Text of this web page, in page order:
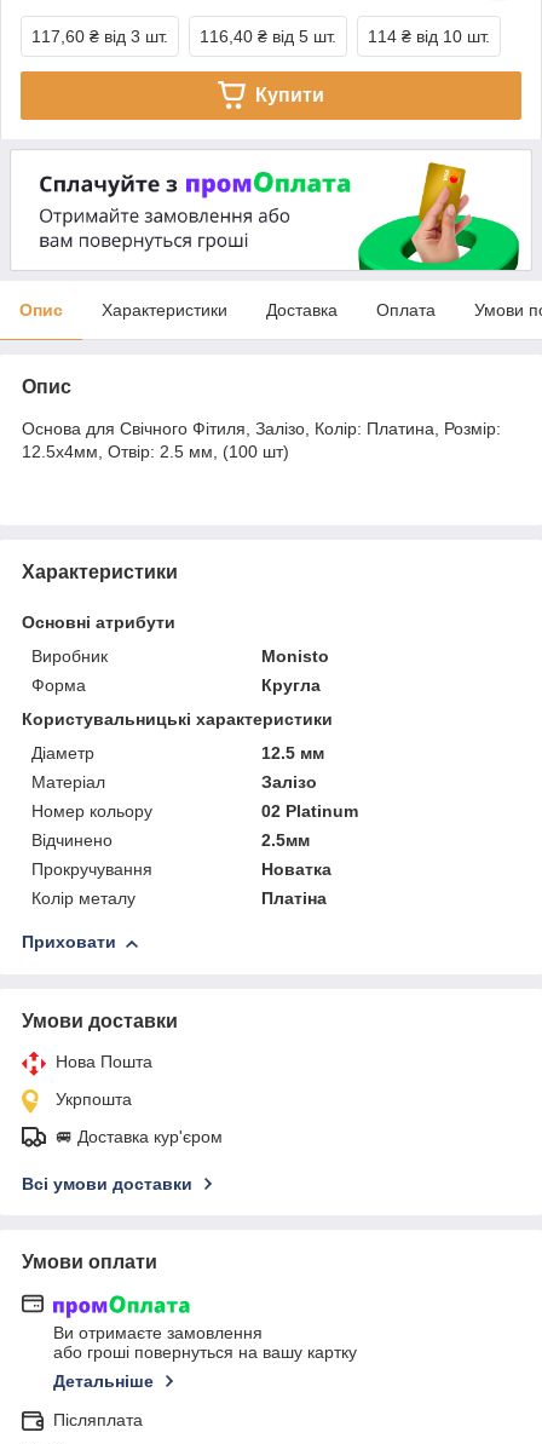
117,60 ₴ від 3 шт. 116,40 ₴ від 5 шт. 114 ₴ від 10 шт.
Купити
Опис Характеристики Доставка Оплата Умови
Опис
Основа для Свічного Фітиля, Залізо, Колір: Платина, Розмір:
12.5х4мм, Отвір: 2.5 мм, (100 шт)
Характеристики
Основні атрибути
Виробник
Monisto
Форма
Кругла
Користувальницькі характеристики
Діаметр
12.5 мм
Матеріал
Залізо
Номер кольору
02 Platinum
Відчинено
2.5мм
Прокручування
Новатка
Колір металу
Платіна
Приховати
Умови доставки
Нова Пошта
Укрпошта
🚐 Доставка кур'єром
Всі умови доставки
Умови оплати
Ви отримаєте замовлення
або гроші повернуться на вашу картку
Детальніше
Післяплата